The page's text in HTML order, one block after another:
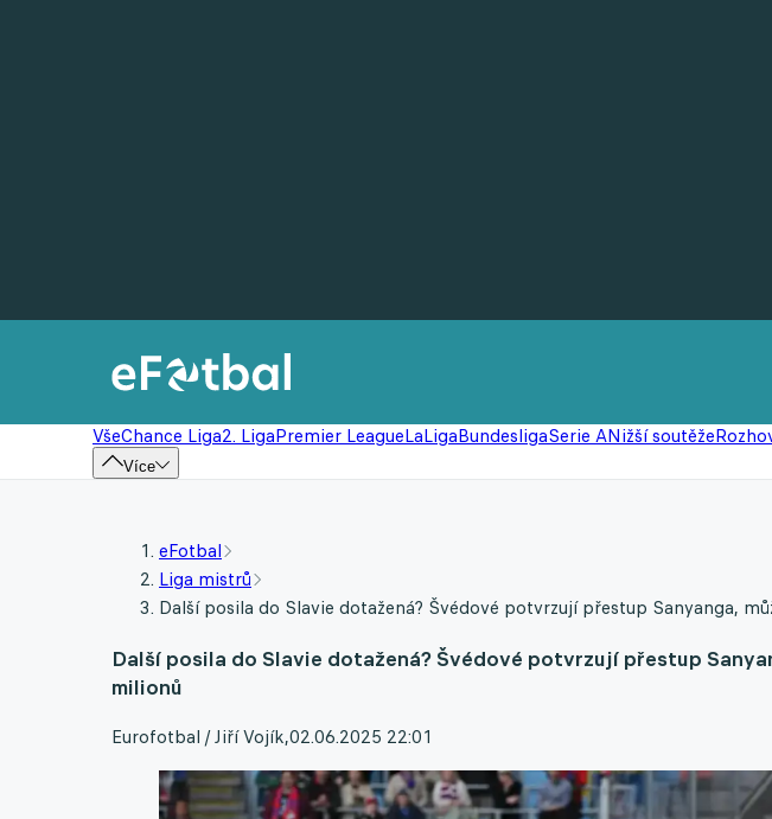
VšeChance Liga2. LigaPremier LeagueLaLigaBundesligaSerie ANižší soutěže
Více
eFotbal
Liga mistrů
Další posila do Slavie dotažená? Švédové potvrzují přestup Sanyanga,
Další posila do Slavie dotažená? Švédové potvrzují přestup
milionů
Eurofotbal / Jiří Vojík,02.06.2025 22:01